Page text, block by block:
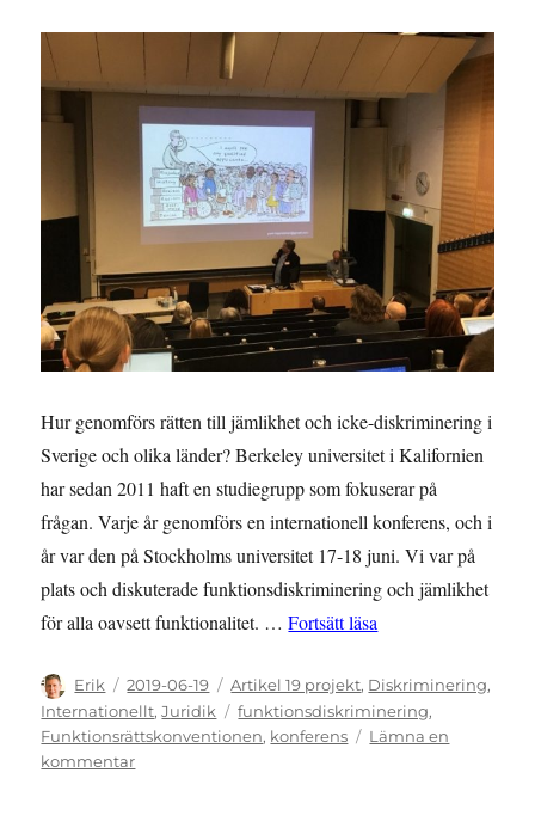
Hur genomförs rätten till jämlikhet och icke-diskriminering i
Sverige och olika länder? Berkeley universitet i Kalifornien
har sedan 2011 haft en studiegrupp som fokuserar på
frågan. Varje år genomförs en internationell konferens, och i
år var den på Stockholms universitet 17-18 juni. Vi var på
plats och diskuterade funktionsdiskriminering och jämlikhet
för alla oavsett funktionalitet. …Fortsätt läsa
Författare
Erik
Publicerat
den
2019-06-19 Kategorier
Artikel 19 projekt, Diskriminering,
Internationellt,Juridik Etiketter
funktionsdiskriminering,
Funktionsrättskonventionen, konferens
Lämna en
kommentartill